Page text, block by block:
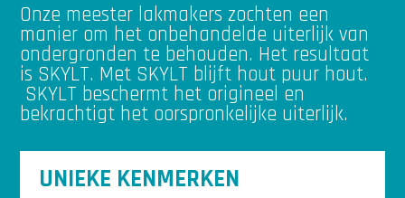
Onze meester lakmakers zochten een
manier om het onbehandelde uiterlijk van
ondergronden te behouden. Het resultaat
is SKYLT. Met SKYLT blijft hout puur hout.
SKYLT beschermt het origineel en
bekrachtigt het oorspronkelijke uiterlijk.
UNIEKE KENMERKEN